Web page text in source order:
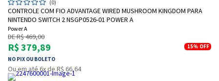
(0)
CONTROLE COM FIO ADVANTAGE WIRED MUSHROOM KINGDOM PARA
NINTENDO SWITCH 2 NSGP0526-01 POWER A
Power A
DE R$ 469,00
R$ 379,89
NO PIX OU BOLETO
15% OFF
Ou em até 6x de R$ 66,64